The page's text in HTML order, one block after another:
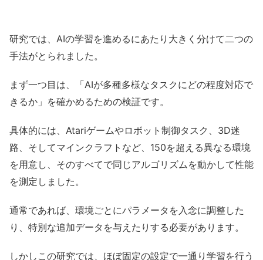
研究では、AIの学習を進めるにあたり大きく分けて二つの
手法がとられました。
まず一つ目は、「AIが多種多様なタスクにどの程度対応で
きるか」を確かめるための検証です。
具体的には、Atariゲームやロボット制御タスク、3D迷
路、そしてマインクラフトなど、150を超える異なる環境
を用意し、そのすべてで同じアルゴリズムを動かして性能
を測定しました。
通常であれば、環境ごとにパラメータを入念に調整した
り、特別な追加データを与えたりする必要があります。
しかしこの研究では、ほぼ固定の設定で一通り学習を行う